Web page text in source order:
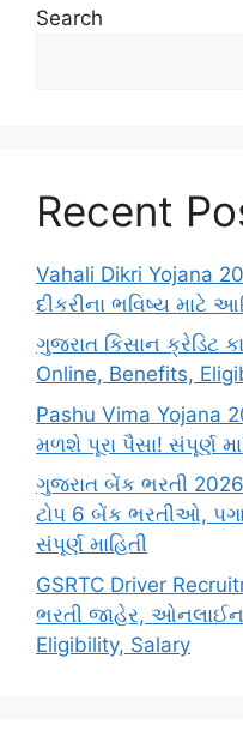
Search
Recent
Vahali Dikri Yojana
દીકરીના ભવિષ્ય માટે
ગુજરાત કિસાન ક્રેડિટ
Online, Benefits,
Pashu Vima Yojana
મળશે પૂરા પૈસા! સંપૂર્ણ
ગુજરાત બેંક ભરતી
ટોપ 6 બેંક ભરતીઓ,
સંપૂર્ણ માહિતી
GSRTC Driver
ભરતી જાહેર,
Eligibility, Salary